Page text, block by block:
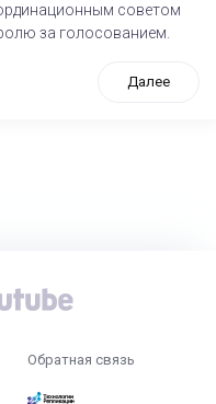
советом
за голосованием.
Далее
Обратная связь